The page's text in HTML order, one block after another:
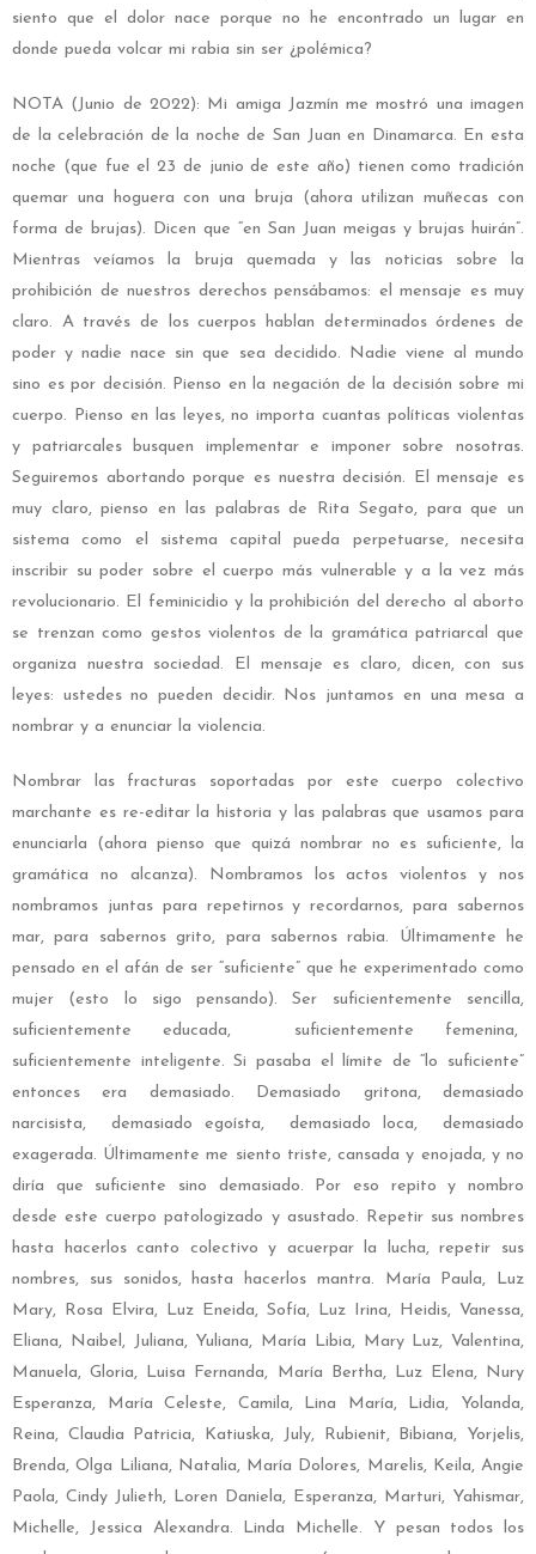
siento que el dolor nace porque no he encontrado un lugar en
donde pueda volcar mi rabia sin ser ¿polémica?
NOTA (Junio de 2022): Mi amiga Jazmín me mostró una imagen
de la celebración de la noche de San Juan en Dinamarca. En esta
noche (que fue el 23 de junio de este año) tienen como tradición
quemar una hoguera con una bruja (ahora utilizan muñecas con
forma de brujas). Dicen que “en San Juan meigas y brujas huirán”.
Mientras veíamos la bruja quemada y las noticias sobre la
prohibición de nuestros derechos pensábamos: el mensaje es muy
claro. A través de los cuerpos hablan determinados órdenes de
poder y nadie nace sin que sea decidido. Nadie viene al mundo
sino es por decisión. Pienso en la negación de la decisión sobre mi
cuerpo. Pienso en las leyes, no importa cuantas políticas violentas
y patriarcales busquen implementar e imponer sobre nosotras.
Seguiremos abortando porque es nuestra decisión. El mensaje es
muy claro, pienso en las palabras de Rita Segato, para que un
sistema como el sistema capital pueda perpetuarse, necesita
inscribir su poder sobre el cuerpo más vulnerable y a la vez más
revolucionario. El feminicidio y la prohibición del derecho al aborto
se trenzan como gestos violentos de la gramática patriarcal que
organiza nuestra sociedad. El mensaje es claro, dicen, con sus
leyes: ustedes no pueden decidir. Nos juntamos en una mesa a
nombrar y a enunciar la violencia.
Nombrar las fracturas soportadas por este cuerpo colectivo
marchante es re-editar la historia y las palabras que usamos para
enunciarla (ahora pienso que quizá nombrar no es suficiente, la
gramática no alcanza). Nombramos los actos violentos y nos
nombramos juntas para repetirnos y recordarnos, para sabernos
mar, para sabernos grito, para sabernos rabia. Últimamente he
pensado en el afán de ser “suficiente” que he experimentado como
mujer (esto lo sigo pensando). Ser suficientemente sencilla,
suficientemente educada, suficientemente femenina,
suficientemente inteligente. Si pasaba el límite de “lo suficiente”
entonces era demasiado. Demasiado gritona, demasiado
narcisista, demasiado egoísta, demasiado loca, demasiado
exagerada. Últimamente me siento triste, cansada y enojada, y no
diría que suficiente sino demasiado. Por eso repito y nombro
desde este cuerpo patologizado y asustado. Repetir sus nombres
hasta hacerlos canto colectivo y acuerpar la lucha, repetir sus
nombres, sus sonidos, hasta hacerlos mantra. María Paula, Luz
Mary, Rosa Elvira, Luz Eneida, Sofía, Luz Irina, Heidis, Vanessa,
Eliana, Naibel, Juliana, Yuliana, María Libia, Mary Luz, Valentina,
Manuela, Gloria, Luisa Fernanda, María Bertha, Luz Elena, Nury
Esperanza, María Celeste, Camila, Lina María, Lidia, Yolanda,
Reina, Claudia Patricia, Katiuska, July, Rubienit, Bibiana, Yorjelis,
Brenda, Olga Liliana, Natalia, María Dolores, Marelis, Keila, Angie
Paola, Cindy Julieth, Loren Daniela, Esperanza, Marturi, Yahismar,
Michelle, Jessica Alexandra. Linda Michelle. Y pesan todos los